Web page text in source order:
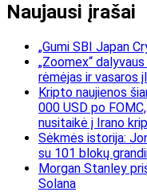
Naujausi įrašai
„Gumi SBI Japan
„Zoomex“
rėmėjas ir vasaros
Kripto naujienos
000 USD po
nusitaikė į Irano
Sėkmės istorija:
su 101 blokų
Morgan Stanley
Solana